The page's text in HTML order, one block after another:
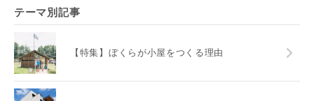
テーマ別記事
【特集】ぼくらが小屋をつくる理由